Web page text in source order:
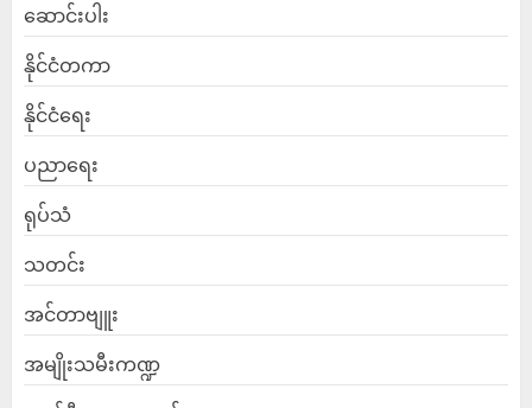
ဆောင်းပါး
နိုင်ငံတကာ
နိုင်ငံရေး
ပညာရေး
ရုပ်သံ
သတင်း
အင်တာဗျူး
အမျိုးသမီးကဏ္ဍ